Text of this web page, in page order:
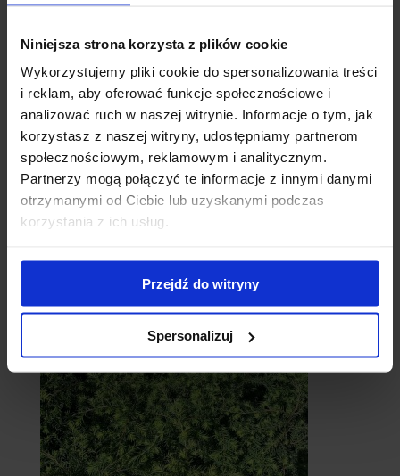
Niniejsza strona korzysta z plików cookie
Wykorzystujemy pliki cookie do spersonalizowania treści
i reklam, aby oferować funkcje społecznościowe i
analizować ruch w naszej witrynie. Informacje o tym, jak
korzystasz z naszej witryny, udostępniamy partnerom
społecznościowym, reklamowym i analitycznym.
Partnerzy mogą połączyć te informacje z innymi danymi
otrzymanymi od Ciebie lub uzyskanymi podczas
korzystania z ich usług.
Przejdź do witryny
Spersonalizuj
Cebule